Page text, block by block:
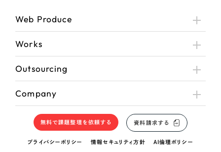
Web Produce
Works
Outsourcing
Company
無料で課題整理を依頼する 資料請求する
プライバシーポリシー 情報セキュリティ方針 AI倫理ポリシー